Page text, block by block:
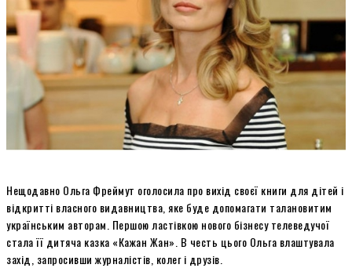
Нещодавно Ольга Фреймут оголосила про вихід своєї книги для дітей і
відкритті власного видавництва, яке буде допомагати талановитим
українським авторам. Першою ластівкою нового бізнесу телеведучої
стала її дитяча казка «Кажан Жан». В честь цього Ольга влаштувала
захід, запросивши журналістів, колег і друзів.